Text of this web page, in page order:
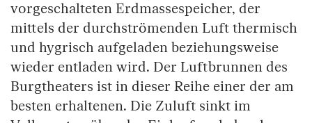
vorgeschalteten Erdmassespeicher, der
mittels der durchströmenden Luft thermisch
und hygrisch aufgeladen beziehungsweise
wieder entladen wird. Der Luftbrunnen des
Burgtheaters ist in dieser Reihe einer der am
besten erhaltenen. Die Zuluft sinkt im